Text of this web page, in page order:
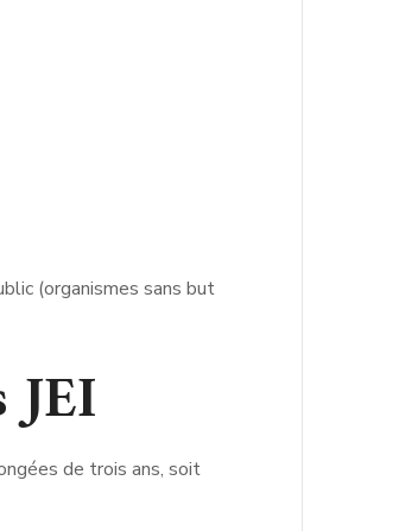
(organismes sans but
de trois ans, soit